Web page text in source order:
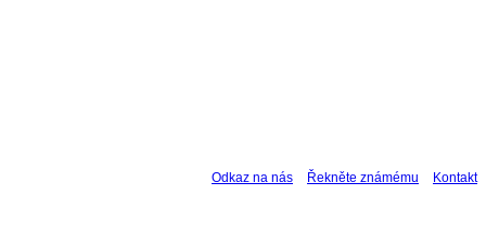
Odkaz na nás Řekněte známému Kontakt